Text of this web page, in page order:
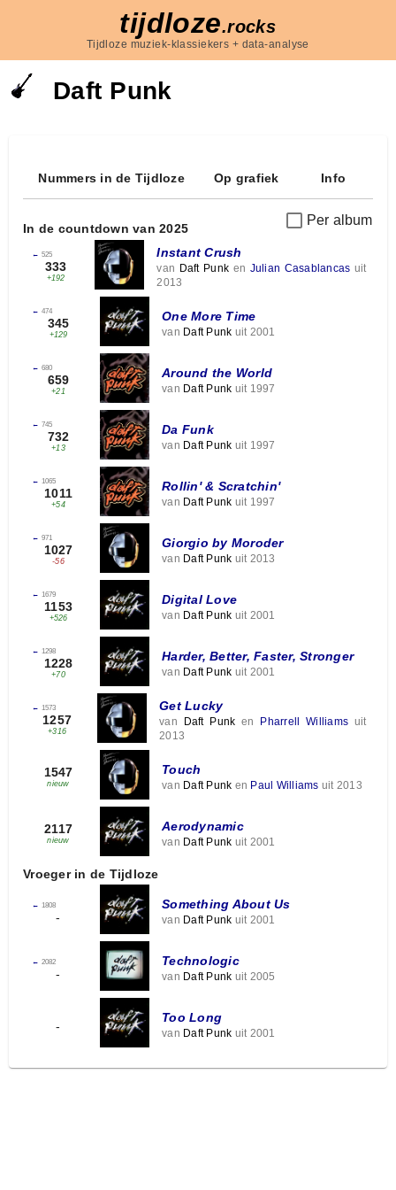
tijdloze.rocks
Tijdloze muziek-klassiekers + data-analyse
Daft Punk
Nummers in de Tijdloze Op grafiek Info
Per album
In de countdown van 2025
← 525
333
+192
Instant Crush
van Daft Punk en Julian Casablancas uit
2013
← 474
345
+129
One More Time
van Daft Punk uit 2001
← 680
659
+21
Around the World
van Daft Punk uit 1997
← 745
732
+13
Da Funk
van Daft Punk uit 1997
← 1065
1011
+54
Rollin' & Scratchin'
van Daft Punk uit 1997
← 971
1027
-56
Giorgio by Moroder
van Daft Punk uit 2013
← 1679
1153
+526
Digital Love
van Daft Punk uit 2001
← 1298
1228
+70
Harder, Better, Faster, Stronger
van Daft Punk uit 2001
← 1573
1257
+316
Get Lucky
van Daft Punk en Pharrell Williams uit
2013
1547
nieuw
Touch
van Daft Punk en Paul Williams uit 2013
2117
nieuw
Aerodynamic
van Daft Punk uit 2001
Vroeger in de Tijdloze
← 1808
-
Something About Us
van Daft Punk uit 2001
← 2082
-
Technologic
van Daft Punk uit 2005
-
Too Long
van Daft Punk uit 2001